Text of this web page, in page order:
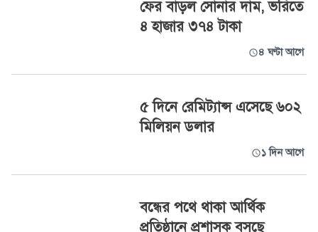
ফের বাড়ল সোনার দাম, ভরিতে
৪ হাজার ৩৭৪ টাকা
৪ ঘণ্টা আগে
৫ দিনে রেমিট্যান্স এসেছে ৬০২
মিলিয়ন ডলার
১ দিন আগে
বন্ধের পথে থাকা আর্থিক
প্রতিষ্ঠানে প্রশাসক বসছে